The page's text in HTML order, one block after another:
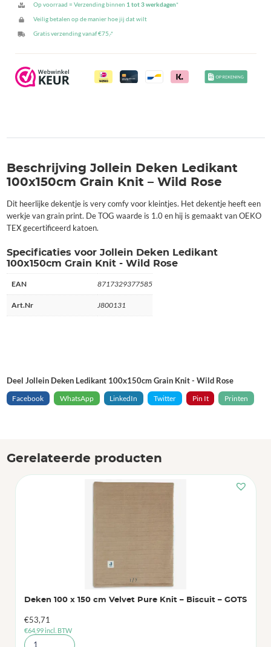
Knit
-
Wild
Op voorraad = Verzending binnen 1 tot 3 werkdagen*
Veilig betalen op de manier hoe jij dat wilt
Gratis verzending vanaf €75,-*
Beschrijving Jollein Deken Ledikant
100x150cm Grain Knit – Wild Rose
Dit heerlijke dekentje is very comfy voor kleintjes. Het dekentje heeft een
werkje van grain print. De TOG waarde is 1.0 en hij is gemaakt van OEKO
TEX gecertificeerd katoen.
Specificaties voor Jollein Deken Ledikant
100x150cm Grain Knit - Wild Rose
EAN 8717329377585
Art.Nr J800131
Deel Jollein Deken Ledikant 100x150cm Grain Knit - Wild Rose
Facebook
WhatsApp LinkedIn Twitter Pin It Printen
Gerelateerde producten
Deken 100 x 150 cm Velvet Pure Knit – Biscuit – GOTS
€53,71
€64,99incl. BTW